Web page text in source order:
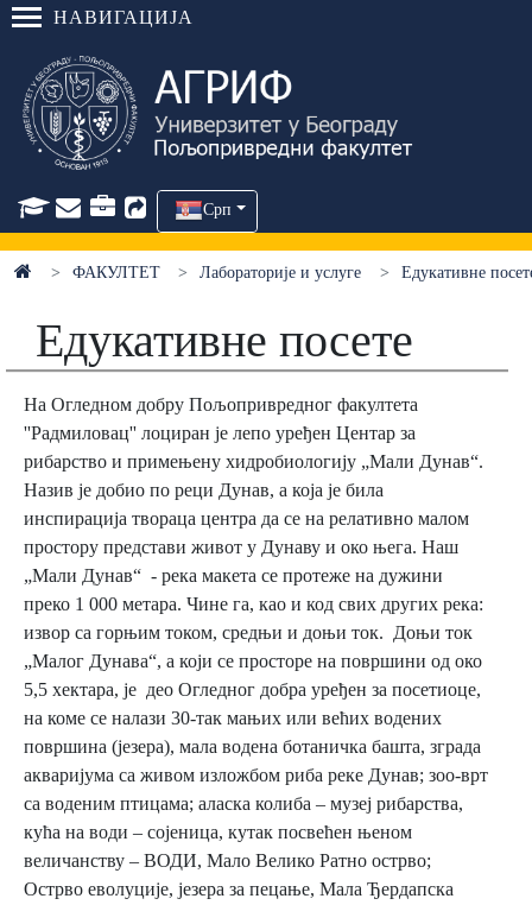
НАВИГАЦИЈА
Срп
ФАКУЛТЕТ Лабораторије и услуге Едукативне
Едукативне посете
На Огледном добру Пољопривредног факултета
''Радмиловац'' лоциран је лепо уређен Центар за
рибарство и примењену хидробиологију „Мали Дунав“.
Назив је добио по реци Дунав, а која је била
инспирација твораца центра да се на релативно малом
простору представи живот у Дунаву и око њега. Наш
„Мали Дунав“ - река макета се протеже на дужини
преко 1 000 метара. Чине га, као и код свих других река:
извор са горњим током, средњи и доњи ток. Доњи ток
„Малог Дунава“, а који се просторе на површини од око
5,5 хектара, је део Огледног добра уређен за посетиоце,
на коме се налази 30-так мањих или већих водених
површина (језера), мала водена ботаничка башта, зграда
акваријума са живом изложбом риба реке Дунав; зоо-врт
са воденим птицама; аласка колиба – музеј рибарства,
кућа на води – сојеница, кутак посвећен њеном
величанству – ВОДИ, Мало Велико Ратно острво;
Острво еволуције, језера за пецање, Мала Ђердапска